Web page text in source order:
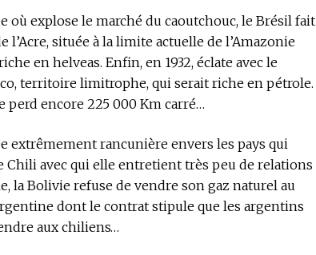
où explose le marché du caoutchouc, le Brésil fait
l’Acre, située à la limite actuelle de l’Amazonie
en helveas. Enfin, en 1932, éclate avec le
territoire limitrophe, qui serait riche en pétrole.
perd encore 225 000 Km carré…
extrêmement rancunière envers les pays qui
Chili avec qui elle entretient très peu de relations
la Bolivie refuse de vendre son gaz naturel au
dont le contrat stipule que les argentins
aux chiliens…